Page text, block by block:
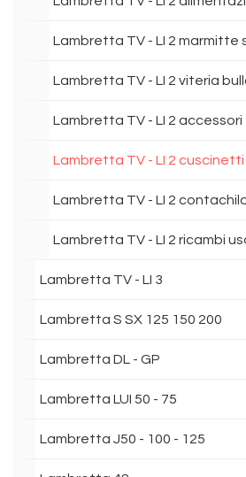
Lambretta TV - LI 2 marmitte
Lambretta TV - LI 2 viteria
Lambretta TV - LI 2 accessori
Lambretta TV - LI 2 cuscinetti
Lambretta TV - LI 2
Lambretta TV - LI 2 ricambi
Lambretta TV - LI 3
Lambretta S SX 125 150 200
Lambretta DL - GP
Lambretta LUI 50 - 75
Lambretta J50 - 100 - 125